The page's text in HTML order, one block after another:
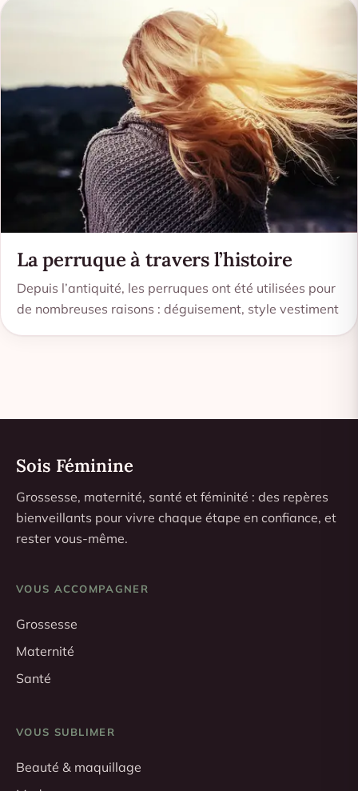
La perruque à travers l’histoire
Depuis l’antiquité, les perruques ont été utilisées pour
de nombreuses raisons : déguisement, style vestiment
Sois Féminine
Grossesse, maternité, santé et féminité : des repères
bienveillants pour vivre chaque étape en confiance, et
rester vous-même.
VOUS ACCOMPAGNER
Grossesse
Maternité
Santé
VOUS SUBLIMER
Beauté & maquillage